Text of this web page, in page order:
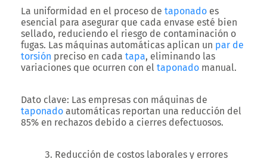
La uniformidad en el proceso de taponado es
esencial para asegurar que cada envase esté bien
sellado, reduciendo el riesgo de contaminación o
fugas. Las máquinas automáticas aplican un par de
torsión preciso en cada tapa, eliminando las
variaciones que ocurren con el taponado manual.
Dato clave: Las empresas con máquinas de
taponado automáticas reportan una reducción del
85% en rechazos debido a cierres defectuosos.
Reducción de costos laborales y errores